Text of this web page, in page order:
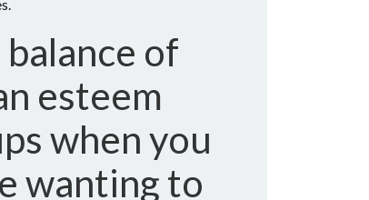
of
esteem
when you
wanting to